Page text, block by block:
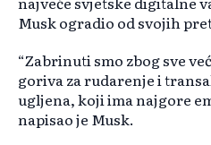
Musk ogradio od svojih
“Zabrinuti smo zbog sve
goriva za rudarenje i
ugljena, koji ima najgore
napisao je Musk.